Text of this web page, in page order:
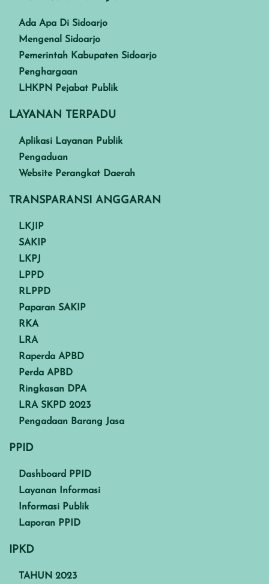
Ada Apa Di Sidoarjo
Mengenal Sidoarjo
Pemerintah Kabupaten Sidoarjo
Penghargaan
LHKPN Pejabat Publik
LAYANAN TERPADU
Aplikasi Layanan Publik
Pengaduan
Website Perangkat Daerah
TRANSPARANSI ANGGARAN
LKJIP
SAKIP
LKPJ
LPPD
RLPPD
Paparan SAKIP
RKA
LRA
Raperda APBD
Perda APBD
Ringkasan DPA
LRA SKPD 2023
Pengadaan Barang Jasa
PPID
Dashboard PPID
Layanan Informasi
Informasi Publik
Laporan PPID
IPKD
TAHUN 2023